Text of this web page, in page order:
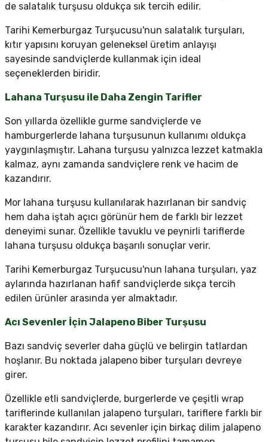
de salatalık turşusu oldukça sık tercih edilir.
Tarihi Kemerburgaz Turşucusu'nun salatalık turşuları,
kıtır yapısını koruyan geleneksel üretim anlayışı
sayesinde sandviçlerde kullanmak için ideal
seçeneklerden biridir.
Lahana Turşusu ile Daha Zengin Tarifler
Son yıllarda özellikle gurme sandviçlerde ve
hamburgerlerde lahana turşusunun kullanımı oldukça
yaygınlaşmıştır. Lahana turşusu yalnızca lezzet katmakla
kalmaz, aynı zamanda sandviçlere renk ve hacim de
kazandırır.
Mor lahana turşusu kullanılarak hazırlanan bir sandviç
hem daha iştah açıcı görünür hem de farklı bir lezzet
deneyimi sunar. Özellikle tavuklu ve peynirli tariflerde
lahana turşusu oldukça başarılı sonuçlar verir.
Tarihi Kemerburgaz Turşucusu'nun lahana turşuları, yaz
aylarında hazırlanan hafif sandviçlerde sıkça tercih
edilen ürünler arasında yer almaktadır.
Acı Sevenler İçin Jalapeno Biber Turşusu
Bazı sandviç severler daha güçlü ve belirgin tatlardan
hoşlanır. Bu noktada jalapeno biber turşuları devreye
girer.
Özellikle etli sandviçlerde, burgerlerde ve çeşitli wrap
tariflerinde kullanılan jalapeno turşuları, tariflere farklı bir
karakter kazandırır. Acı sevenler için birkaç dilim jalapeno